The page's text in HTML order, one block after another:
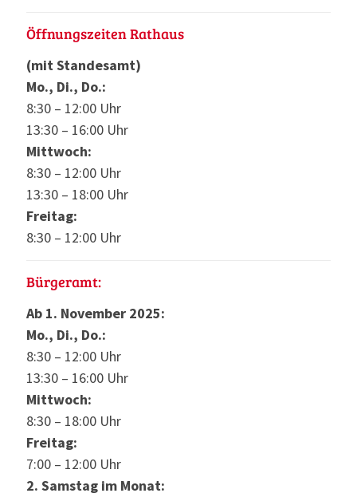
Öffnungszeiten Rathaus
(mit Standesamt)
Mo., Di., Do.:
8:30 – 12:00 Uhr
13:30 – 16:00 Uhr
Mittwoch:
8:30 – 12:00 Uhr
13:30 – 18:00 Uhr
Freitag:
8:30 – 12:00 Uhr
Bürgeramt:
Ab 1. November 2025:
Mo., Di., Do.:
8:30 – 12:00 Uhr
13:30 – 16:00 Uhr
Mittwoch:
8:30 – 18:00 Uhr
Freitag:
7:00 – 12:00 Uhr
2. Samstag im Monat: